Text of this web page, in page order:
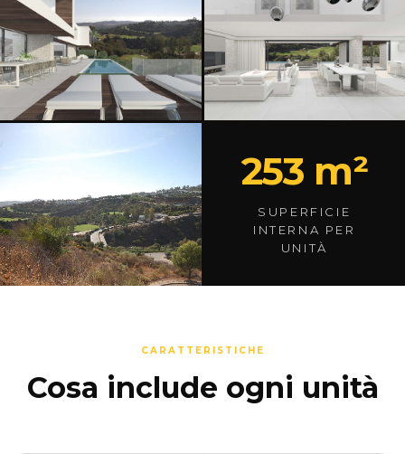
253 m²
SUPERFICIE
INTERNA PER
UNITÀ
CARATTERISTICHE
Cosa include ogni unità